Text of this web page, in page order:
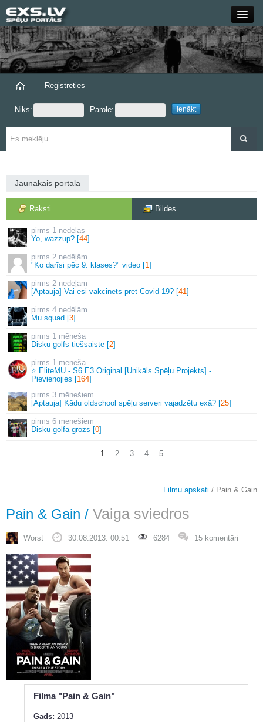
Close
Forums
Grupas
Reģistrēties
Niks: Parole:
Jaunākais portālā
Raksti Bildes
1 nedēļas
Yo, wazzup? [44]
2 nedēļām
"Ko darīsi pēc 9. klases?" video [1]
2 nedēļām
[Aptauja] Vai esi vakcinēts pret Covid-19? [41]
4 nedēļām
Mu squad [3]
1 mēneša
Disku golfs tiešsaistē [2]
1 mēneša
⭐ EliteMU - S6 E3 Original [Unikāls Spēļu Projekts] -
Pievienojies [164]
3 mēnešiem
[Aptauja] Kādu oldschool spēļu serveri vajadzētu exā? [25]
6 mēnešiem
Disku golfa grozs [0]
1 2 3 4 5
Filmu apskati / Pain & Gain
Pain & Gain / Vaiga sviedros
Worst 30.08.2013. 00:51 6284 15 komentāri
Filma "Pain & Gain"
Gads: 2013